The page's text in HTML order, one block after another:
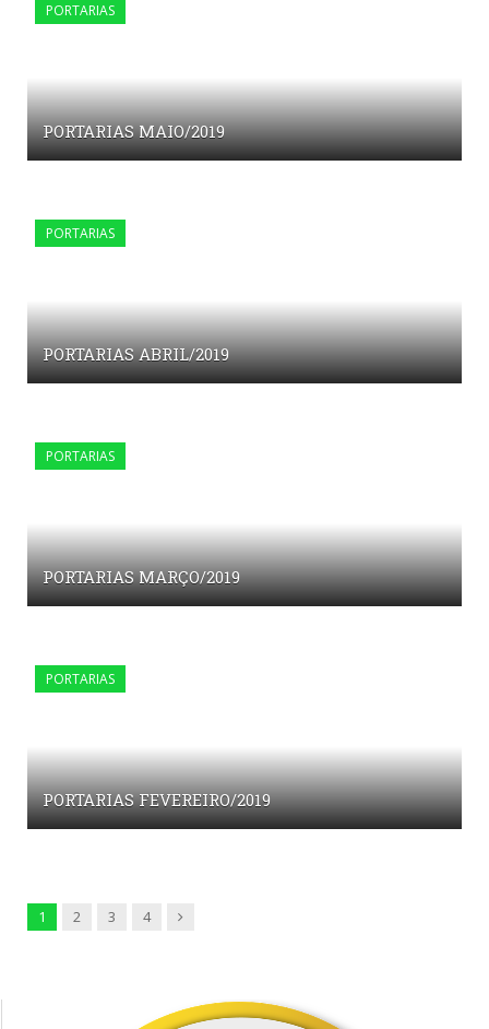
PORTARIAS
PORTARIAS MAIO/2019
PORTARIAS
PORTARIAS ABRIL/2019
PORTARIAS
PORTARIAS MARÇO/2019
PORTARIAS
PORTARIAS FEVEREIRO/2019
1 2 3 4 Next